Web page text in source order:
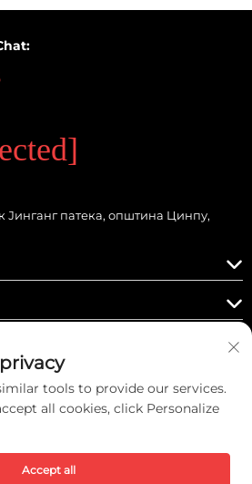
Јинганг патека, општина Цинпу,
Следете ни
Intelligent Technology (Shanghai) Co.,
tools to provide our services.
all cookies, click Personalize
Accept all